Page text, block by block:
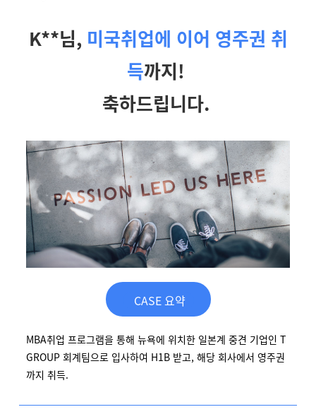
K**님, 미국취업에 이어 영주권 취
득까지!
축하드립니다.
CASE 요약
MBA취업 프로그램을 통해 뉴욕에 위치한 일본계 중견 기업인 T
GROUP 회계팀으로 입사하여 H1B 받고, 해당 회사에서 영주권
까지 취득.